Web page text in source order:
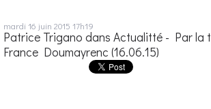
mardi 16 juin 2015 17h19
Patrice Trigano dans Actualitté - Par la
France Doumayrenc (16.06.15)